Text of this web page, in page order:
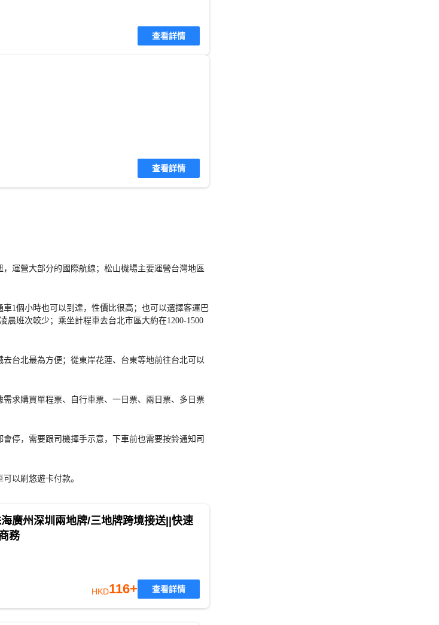
查看詳情
查看詳情
運營大部分的國際航線；松山機場主要運營台灣地區
1個小時也可以到達，性價比很高；也可以選擇客運巴
晨班次較少；乘坐計程車去台北市區大約在1200-1500
台北最為方便；從東岸花蓮、台東等地前往台北可以
求購買單程票、自行車票、一日票、兩日票、多日票
停，需要跟司機揮手示意，下車前也需要按鈴通知司
以刷悠遊卡付款。
廣州深圳兩地牌/三地牌跨境接送||快速
務
HKD116+ 查看詳情